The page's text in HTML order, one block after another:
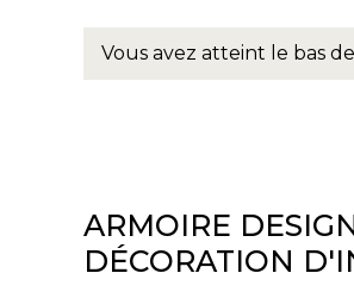
Vous avez atteint le bas
ARMOIRE
DÉCORATION